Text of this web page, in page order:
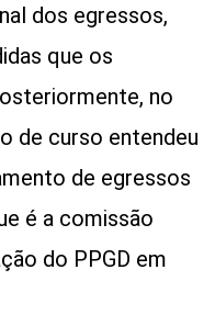
dos egressos,
que os
no
de curso entendeu
de egressos
é a comissão
do PPGD em